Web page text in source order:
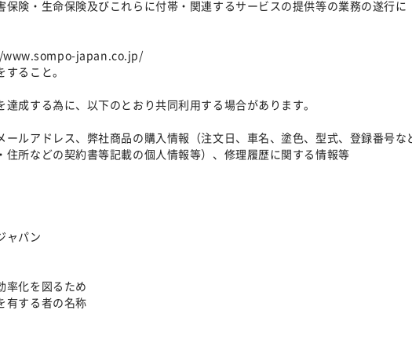
・生命保険及びこれらに付帯・関連するサービスの提供等の業務の遂行に
japan.co.jp/
ること。
成する為に、以下のとおり共同利用する場合があります。
ドレス、弊社商品の購入情報（注文日、車名、塗色、型式、登録番号な
どの契約書等記載の個人情報等）、修理履歴に関する情報等
パン
化を図るため
する者の名称